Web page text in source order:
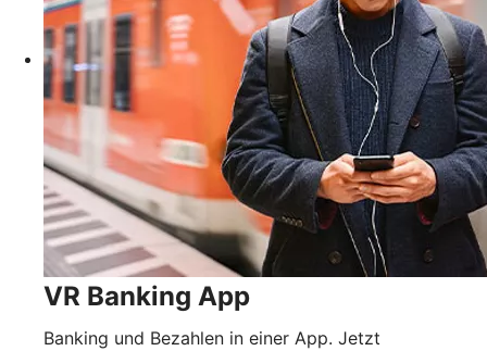
VR Banking App
Banking und Bezahlen in einer App. Jetzt